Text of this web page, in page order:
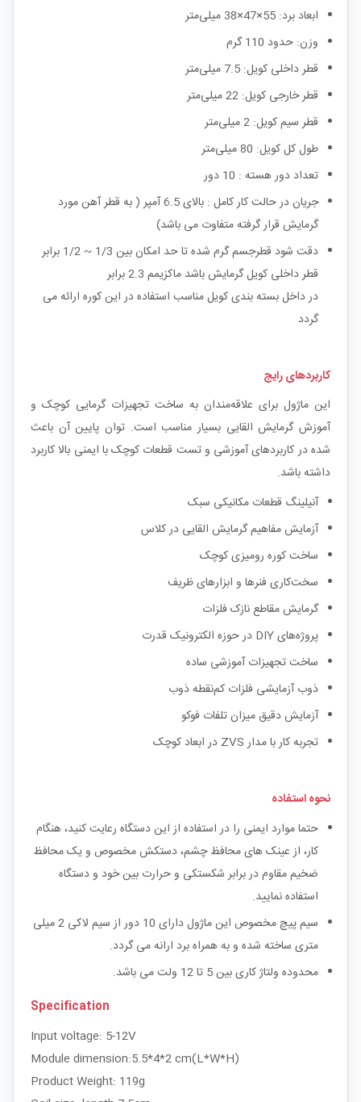
ابعاد برد: 55×47×38 میلی‌متر
وزن: حدود 110 گرم
قطر داخلی کویل: 7.5 میلی‌متر
قطر خارجی کویل: 22 میلی‌متر
قطر سیم کویل: 2 میلی‌متر
طول کل کویل: 80 میلی‌متر
تعداد دور هسته : 10 دور
جریان در حالت کار کامل : بالای 6.5 آمپر ( به قطر آهن مورد
گرمایش قرار گرفته متفاوت می باشد)
دقت شود قطرجسم گرم شده تا حد امکان بین 1/3 ~ 1/2 برابر
قطر داخلی کویل گرمایش باشد ماکزیمم 2.3 برابر
در داخل بسته بندی کویل مناسب استفاده در این کوره ارائه می
گردد
کاربردهای رایج
این ماژول برای علاقه‌مندان به ساخت تجهیزات گرمایی کوچک و
آموزش گرمایش القایی بسیار مناسب است. توان پایین آن باعث
شده در کاربردهای آموزشی و تست قطعات کوچک با ایمنی بالا کاربرد
داشته باشد.
آنیلینگ قطعات مکانیکی سبک
آزمایش مفاهیم گرمایش القایی در کلاس
ساخت کوره رومیزی کوچک
سخت‌کاری فنرها و ابزارهای ظریف
گرمایش مقاطع نازک فلزات
پروژه‌های DIY در حوزه الکترونیک قدرت
ساخت تجهیزات آموزشی ساده
ذوب آزمایشی فلزات کم‌نقطه ذوب
آزمایش دقیق میزان تلفات فوکو
تجربه کار با مدار ZVS در ابعاد کوچک
نحوه استفاده
حتما موارد ایمنی را در استفاده از این دستگاه رعایت کنید، هنگام
کار، از عینک های محافظ چشم، دستکش مخصوص و یک محافظ
ضخیم مقاوم در برابر شکستکی و حرارت بین خود و دستگاه
استفاده نمایید.
سیم پیچ مخصوص این ماژول دارای 10 دور از سیم لاکی 2 میلی
متری ساخته شده و به همراه برد ارانه می گردد.
محدوده ولتاژ کاری بین 5 تا 12 ولت می باشد.
Specification
Input voltage: 5-12V
Module dimension:5.5*4*2 cm(L*W*H)
Product Weight: 119g